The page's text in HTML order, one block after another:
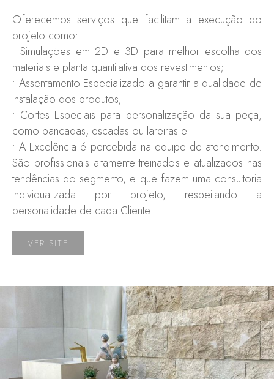
Oferecemos serviços que facilitam a execução do
projeto como:
•⁠ ⁠Simulações em 2D e 3D para melhor escolha dos
materiais e planta quantitativa dos revestimentos;
•⁠ ⁠Assentamento Especializado a garantir a qualidade de
instalação dos produtos;
•⁠ ⁠Cortes Especiais para personalização da sua peça,
como bancadas, escadas ou lareiras e
•⁠ ⁠A Excelência é percebida na equipe de atendimento.
São profissionais altamente treinados e atualizados nas
tendências do segmento, e que fazem uma consultoria
individualizada por projeto, respeitando a
personalidade de cada Cliente.
VER SITE